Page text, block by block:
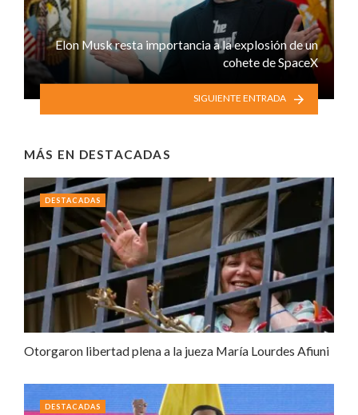
Elon Musk resta importancia a la explosión de un
cohete de SpaceX
SIGUIENTE ENTRADA
MÁS EN DESTACADAS
Otorgaron libertad plena a la jueza María Lourdes Afiuni
DESTACADAS
DESTACADAS